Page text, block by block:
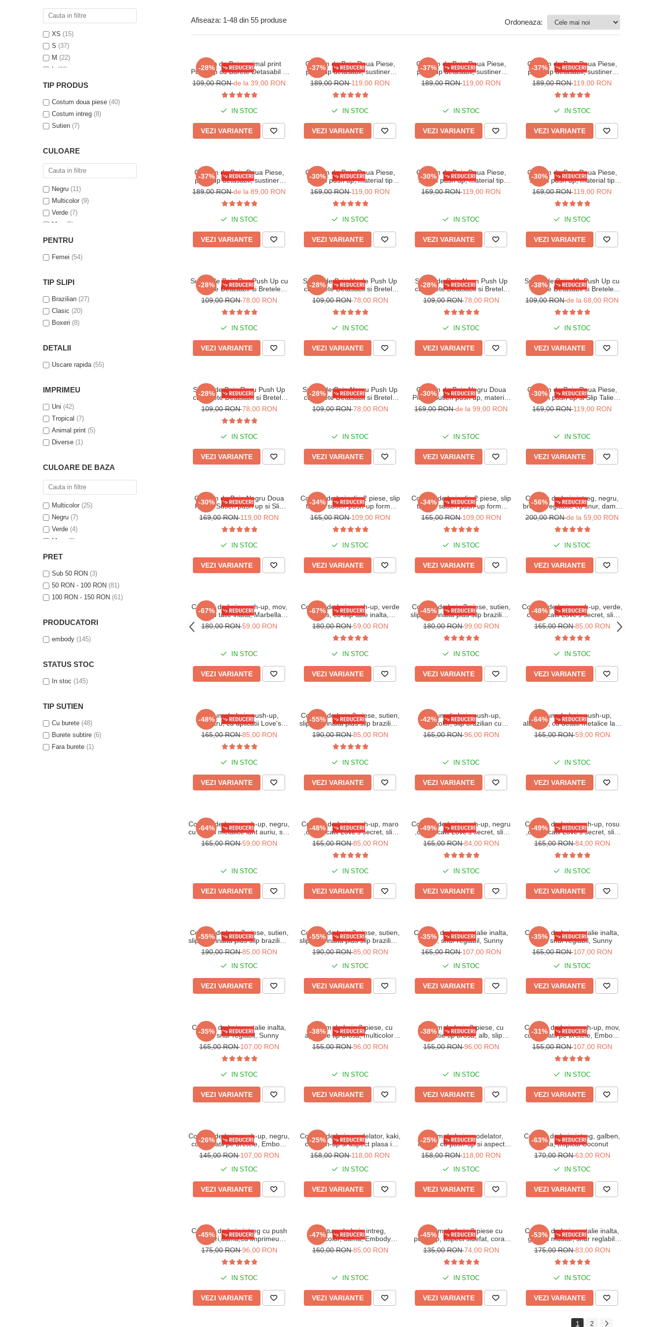
XS (15)
S (37)
M (22)
L
(29)
XL (30)
TIP PRODUS
Costum doua piese (40)
Costum intreg (8)
Sutien (7)
CULOARE
Negru (11)
Multicolor (9)
Verde (7)
Mov
(5)
Maro(5)
Alb(3)
Rosu(3)
Albastru
(2)
Kaki
(1)
Corai (1)
PENTRU
Femei (54)
TIP SLIPI
Brazilian (27)
Clasic (20)
Boxeri (8)
DETALII
Uscare rapida (55)
IMPRIMEU
Uni (42)
Tropical (7)
Animal print (5)
Diverse (1)
CULOARE DE BAZA
Multicolor (25)
Negru (7)
Verde (4)
Maro
(3)
Mov
Roz (3)
Rosu (2)
Albastru (2)
Portocaliu (1)
Alb
(1)
PRET
Sub 50 RON (3)
50 RON - 100 RON (81)
100 RON - 150 RON (61)
PRODUCATORI
embody (145)
STATUS STOC
In stoc (145)
TIP SUTIEN
Cu burete (48)
Burete subtire (6)
Fara burete (1)
Afiseaza: 1-48 din 55 produse Ordoneaza:
-28%
Sutien de Baie animal print
Push Up cu Burete Detasabil si
Bretele Ajustabile Lm065
109,00 RONde la 39,00 RON
IN STOC
VEZI VARIANTE
-37%
Costum de Baie Doua Piese,
push-up detasabil, sustinere
metalica sutien lm078
189,00 RON119,00 RON
IN STOC
VEZI VARIANTE
-37%
Costum de Baie Doua Piese,
push-up detasabil, sustinere
metalica sutien lm078 roz
189,00 RON119,00 RON
IN STOC
VEZI VARIANTE
-37%
Costum de Baie Doua Piese,
push-up detasabil, sustinere
metalica sutien lm078 negru
189,00 RON119,00 RON
IN STOC
VEZI VARIANTE
-37%
Costum de Baie Doua Piese,
push-up detasabil, sustinere
metalica sutien lm078 verde
189,00 RONde la 89,00 RON
IN STOC
VEZI VARIANTE
-30%
Costum de Baie Doua Piese,
Sutien push up, material tip
raiat, lm043 mov
169,00 RON119,00 RON
IN STOC
VEZI VARIANTE
-30%
Costum de Baie Doua Piese,
Sutien push up, material tip
raiat, lm043 verde fistic
169,00 RON119,00 RON
IN STOC
VEZI VARIANTE
-30%
Costum de Baie Doua Piese,
Sutien push up, material tip
raiat, lm043 alb
169,00 RON119,00 RON
IN STOC
VEZI VARIANTE
-28%
Sutien de Baie Roz Push Up cu
Burete Detasabil si Bretele
Ajustabile Lm065
109,00 RON78,00 RON
IN STOC
VEZI VARIANTE
-28%
Sutien de Baie Verde Push Up
cu Burete Detasabil si Bretele
Ajustabile Lm065
109,00 RON78,00 RON
IN STOC
VEZI VARIANTE
-28%
Sutien de Baie Neon Push Up
cu Burete Detasabil si Bretele
Ajustabile Lm065
109,00 RON78,00 RON
IN STOC
VEZI VARIANTE
-38%
Sutien de Baie Alb Push Up cu
Burete Detasabil si Bretele
Ajustabile Lm065
109,00 RONde la 68,00 RON
IN STOC
VEZI VARIANTE
-28%
Sutien de Baie Rosu Push Up
cu Burete Detasabil si Bretele
Ajustabile Lm065
109,00 RON78,00 RON
IN STOC
VEZI VARIANTE
-28%
Sutien de Baie Negru Push Up
cu Burete Detasabil si Bretele
Ajustabile Lm065
109,00 RON78,00 RON
IN STOC
VEZI VARIANTE
-30%
Costum de Baie Negru Doua
Piese, Sutien push up, material
tip raiat, lm043 negru
169,00 RONde la 99,00 RON
IN STOC
VEZI VARIANTE
-30%
Costum de Baie Doua Piese,
Sutien push up si Slip Talie
Inalta lm070 verde
169,00 RON119,00 RON
IN STOC
VEZI VARIANTE
-30%
Costum de Baie Negru Doua
Piese, Sutien push up si Slip
Talie Inalta lm070 negru
169,00 RON119,00 RON
IN STOC
VEZI VARIANTE
-34%
Costum de baie din 2 piese, slip
tanga, sutien push-up forma
scoica y9118 verde
165,00 RON109,00 RON
IN STOC
VEZI VARIANTE
-34%
Costum de baie din 2 piese, slip
tanga, sutien push-up forma
scoica y9118 mov
165,00 RON109,00 RON
IN STOC
VEZI VARIANTE
-56%
Costum de baie intreg, negru,
bretele reglabile cu snur, dama,
Embody Basic 97201
200,00 RONde la 59,00 RON
IN STOC
VEZI VARIANTE
-67%
Costum de baie push-up, mov,
cu slip talie inalta, Marbella
Embody
180,00 RON59,00 RON
IN STOC
VEZI VARIANTE
-67%
Costum de baie push-up, verde
inchis, cu slip talie inalta,
Marbella Embody
180,00 RON59,00 RON
IN STOC
VEZI VARIANTE
-45%
Costum de baie 3 piese, sutien,
slip talie inalta plus silp brazilian,
roz, Elisa
180,00 RON99,00 RON
IN STOC
VEZI VARIANTE
-48%
Costum de baie push-up, verde,
cu aplicatii Love's secret, slip
semidecupat, Embody Star
165,00 RON85,00 RON
IN STOC
VEZI VARIANTE
-48%
Costum de baie push-up,
albastru, cu aplicatii Love's
secret, slip semidecupat,
Embody Star
165,00 RON85,00 RON
IN STOC
VEZI VARIANTE
-55%
Costum de baie 3 piese, sutien,
slip talie inalta plus silp brazilian,
galben, Elisa embody
190,00 RON85,00 RON
IN STOC
VEZI VARIANTE
-42%
Costum de baie push-up,
multicolor, slip brazilian cu
imprimeu tropical, Reina
embody
165,00 RON96,00 RON
IN STOC
VEZI VARIANTE
-64%
Costum de baie push-up,
albastru, cu detalii metalice lant
auriu, slip normal, Vibrant
embody
165,00 RON59,00 RON
IN STOC
VEZI VARIANTE
-64%
Costum de baie push-up, negru,
cu detalii metalice lant auriu, slip
normal, Vibrant embody
165,00 RON59,00 RON
IN STOC
VEZI VARIANTE
-48%
Costum de baie push-up, maro
,cu aplicatii Love's secret, slip
brazilian animal print, Leopard
Embody
165,00 RON85,00 RON
IN STOC
VEZI VARIANTE
-49%
Costum de baie push-up, negru
,cu aplicatii Love's secret, slip
brazilian, Embody Star
165,00 RON84,00 RON
IN STOC
VEZI VARIANTE
-49%
Costum de baie push-up, rosu
,cu aplicatii Love's secret, slip
brazilian, Embody Star
165,00 RON84,00 RON
IN STOC
VEZI VARIANTE
-55%
Costum de baie 3 piese, sutien,
slip talie inalta plus silp brazilian,
negru, Elisa embody
190,00 RON85,00 RON
IN STOC
VEZI VARIANTE
-55%
Costum de baie 3 piese, sutien,
slip talie inalta plus silp brazilian,
multicolor, Elisa embody
190,00 RON85,00 RON
IN STOC
VEZI VARIANTE
-35%
Costum de baie cu talie inalta,
negru, snur reglabil, Sunny
165,00 RON107,00 RON
IN STOC
VEZI VARIANTE
-35%
Costum de baie cu talie inalta,
rosu, snur reglabil, Sunny
165,00 RON107,00 RON
IN STOC
VEZI VARIANTE
-35%
Costum de baie cu talie inalta,
mov, snur reglabil, Sunny
165,00 RON107,00 RON
IN STOC
VEZI VARIANTE
-38%
Costum de baie 2 piese, cu
aplicatie tip brosa, multicolor,
slip reglabil, Embody Glow
155,00 RON96,00 RON
IN STOC
VEZI VARIANTE
-38%
Costum de baie 2 piese, cu
aplicatie tip brosa, alb, slip
reglabil, Embody Glow
155,00 RON96,00 RON
IN STOC
VEZI VARIANTE
-31%
Costum de baie push-up, mov,
cu aplicatii pe bretele, Embody
diamond
155,00 RON107,00 RON
IN STOC
VEZI VARIANTE
-26%
Costum de baie push-up, negru,
cu aplicatii pe bretele, Embody
diamond
145,00 RON107,00 RON
IN STOC
VEZI VARIANTE
-25%
Costum de baie modelator, kaki,
cu push-up si aspect plasa in
fata, Embody Vogue
158,00 RON118,00 RON
IN STOC
VEZI VARIANTE
-25%
Costum de baie modelator,
negru, cu push-up si aspect
plasa in fata, Embody Vogue
158,00 RON118,00 RON
IN STOC
VEZI VARIANTE
-63%
Costum de baie intreg, galben,
dama, tropical Coconut
170,00 RON63,00 RON
IN STOC
VEZI VARIANTE
-45%
Costum de baie intreg cu push
up, gri,dama,cu imprimeu
animal print, Black Snake
175,00 RON96,00 RON
IN STOC
VEZI VARIANTE
-47%
Costum de baie intreg,
multicolor, dama, Embody
Kandy
160,00 RON85,00 RON
IN STOC
VEZI VARIANTE
-45%
Costum de baie 2 piese cu
push-up, aspect sidefat, corai,
Bonbon
135,00 RON74,00 RON
IN STOC
VEZI VARIANTE
-53%
Costum de baie cu talie inalta,
galben mustar, snur reglabil,
Sunny
175,00 RON83,00 RON
IN STOC
VEZI VARIANTE
1 2